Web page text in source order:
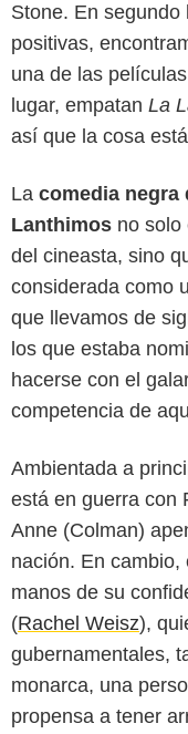
Stone. En
positivas,
una de las
lugar, empatan La
así que la cosa
La comedia negra
Lanthimos no solo
del cineasta, sino
considerada como
que llevamos de
los que estaba
hacerse con el
competencia de
Ambientada a
está en guerra con
Anne (Colman)
nación. En
manos de su
(Rachel Weisz),
gubernamentales,
monarca, una
propensa a tener